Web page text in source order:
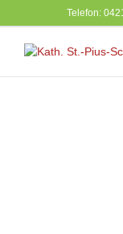
Inhalt
springen
Telefon: